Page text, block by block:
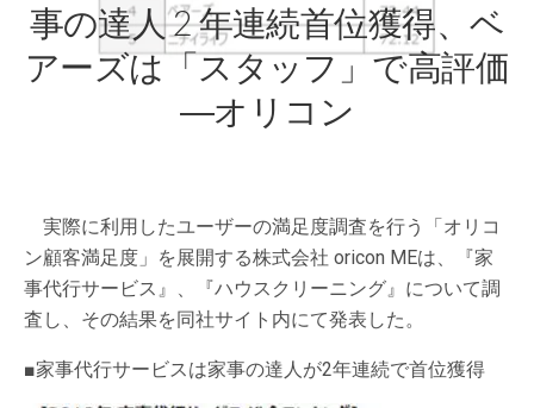
事の達人 2 年連続首位獲得、ベ
アーズは「スタッフ」で高評価
―オリコン
実際に利用したユーザーの満足度調査を行う「オリコ
ン顧客満足度」を展開する株式会社 oricon MEは、『家
事代行サービス』、『ハウスクリーニング』について調
査し、その結果を同社サイト内にて発表した。
■家事代行サービスは家事の達人が2年連続で首位獲得